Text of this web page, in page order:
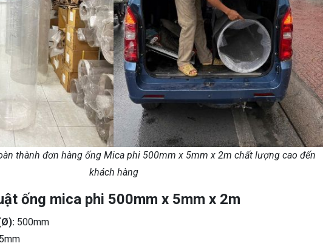
thành đơn hàng ống Mica phi 500mm x 5mm x 2m chất lượng cao đến
khách hàng
ống mica phi 500mm x 5mm x 2m
500mm
5mm